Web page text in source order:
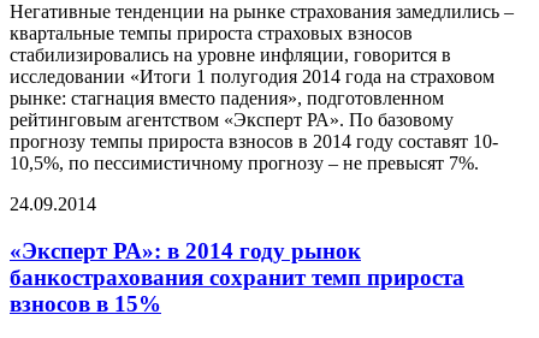
Негативные тенденции на рынке страхования замедлились –
квартальные темпы прироста страховых взносов
стабилизировались на уровне инфляции, говорится в
исследовании «Итоги 1 полугодия 2014 года на страховом
рынке: стагнация вместо падения», подготовленном
рейтинговым агентством «Эксперт РА». По базовому
прогнозу темпы прироста взносов в 2014 году составят 10-
10,5%, по пессимистичному прогнозу – не превысят 7%.
24.09.2014
«Эксперт РА»: в 2014 году рынок
банкострахования сохранит темп прироста
взносов в 15%